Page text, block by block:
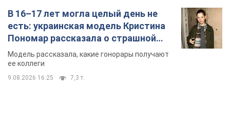
В 16–17 лет могла целый день не
есть: украинская модель Кристина
Пономар рассказала о страшной
стороне модельной карьеры
Модель рассказала, какие гонорары получают
ее коллеги
9.08.2026 16:25 7,3 т.